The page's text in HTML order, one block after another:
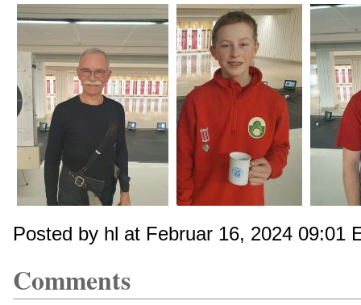
Posted by hl at Februar 16, 2024 09:01
Comments